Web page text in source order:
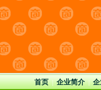
首页 | 企业简介 |